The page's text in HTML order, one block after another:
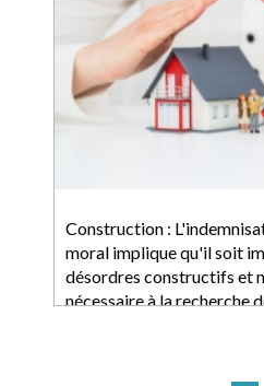
Construction :
moral implique qu'il soit
désordres constructifs et
nécessaire à la recherche